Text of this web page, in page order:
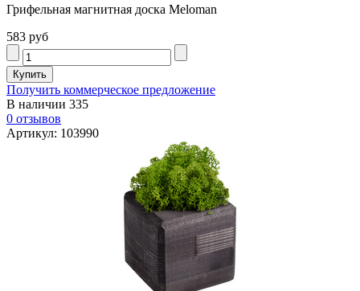
Грифельная магнитная доска Meloman
583 руб
Получить коммерческое предложение
В наличии 335
0 отзывов
Артикул: 103990